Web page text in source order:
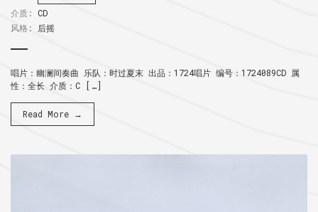
介质: CD
风格:
后摇
唱片：幽澜间奏曲 乐队：时过夏末 出品：1724唱片 编号：1724089CD 属
性：全长 介质：C […]
Read More →